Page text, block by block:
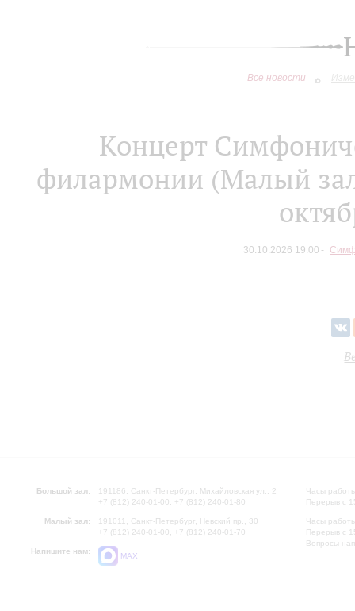
Все новости
Концерт
филармонии (Малый
30.10.2026 19:00
Большой зал:
191186, Санкт-Петербург, Михайловская ул., 2
+7 (812) 240-01-00, +7 (812) 240-01-80
Малый зал:
191011, Санкт-Петербург, Невский пр., 30
+7 (812) 240-01-00, +7 (812) 240-01-70
Напишите нам:
MAX
Часы
Перерыв с
Часы
Перерыв с
Вопросы